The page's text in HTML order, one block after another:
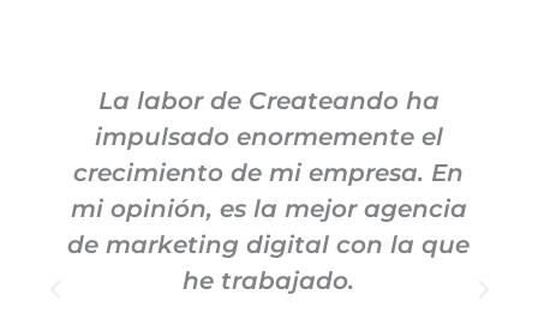
La labor de Createando ha
impulsado enormemente el
crecimiento de mi empresa. En
mi opinión, es la mejor agencia
de marketing digital con la que
he trabajado.